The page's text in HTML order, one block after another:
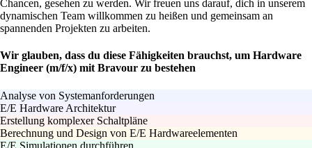
Chancen, gesehen zu werden. Wir freuen uns darauf, dich in unserem
dynamischen Team willkommen zu heißen und gemeinsam an
spannenden Projekten zu arbeiten.
Wir glauben, dass du diese Fähigkeiten brauchst, um Hardware
Engineer (m/f/x) mit Bravour zu bestehen
Analyse von Systemanforderungen
E/E Hardware Architektur
Erstellung komplexer Schaltpläne
Berechnung und Design von E/E Hardwareelementen
E/E Simulationen durchführen